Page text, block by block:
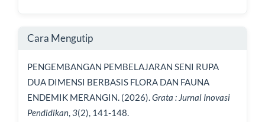
Cara Mengutip
PENGEMBANGAN PEMBELAJARAN SENI RUPA
DUA DIMENSI BERBASIS FLORA DAN FAUNA
ENDEMIK MERANGIN. (2026).Grata : Jurnal Inovasi
Pendidikan,3(2), 141-148.